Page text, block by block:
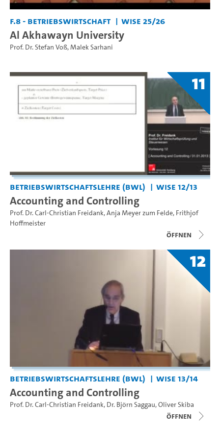
F.8 - Betriebswirtschaft WiSe 25/26
Al Akhawayn University
Prof. Dr. Stefan Voß,Malek Sarhani
11
Betriebswirtschaftslehre (BWL) WiSe 12/13
Accounting and Controlling
Prof. Dr. Carl-Christian Freidank,Anja Meyer zum Felde, Frithjof
Hoffmeister
Öffnen
12
Betriebswirtschaftslehre (BWL) WiSe 13/14
Accounting and Controlling
Prof. Dr. Carl-Christian Freidank, Dr. Björn Saggau,Oliver Skiba
Öffnen